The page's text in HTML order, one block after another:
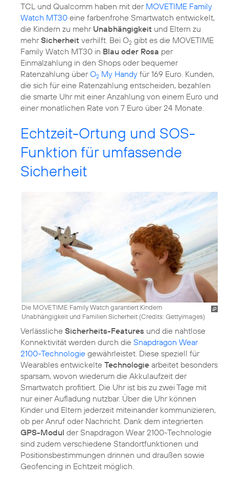
TCL und Qualcomm haben mit der MOVETIME Family
Watch MT30 eine farbenfrohe Smartwatch entwickelt,
die Kindern zu mehr Unabhängigkeit und Eltern zu
mehrSicherheit verhilft. Bei O2 gibt es die MOVETIME
Family Watch MT30 in Blau oder Rosa per
Einmalzahlung in den Shops oder bequemer
Ratenzahlung überO2 My Handy für 169 Euro. Kunden,
die sich für eine Ratenzahlung entscheiden, bezahlen
die smarte Uhr mit einer Anzahlung von einem Euro und
einer monatlichen Rate von 7 Euro über 24 Monate.
Echtzeit-Ortung und SOS-
Funktion für umfassende
Sicherheit
Die MOVETIME Family Watch garantiert Kindern
Unabhängigkeit und Familien Sicherheit (Credits: Gettyimages)
Verlässliche Sicherheits-Features und die nahtlose
Konnektivität werden durch die Snapdragon Wear
2100-Technologie gewährleistet. Diese speziell für
Wearables entwickelte Technologie arbeitet besonders
sparsam, wovon wiederum die Akkulaufzeit der
Smartwatch profitiert. Die Uhr ist bis zu zwei Tage mit
nur einer Aufladung nutzbar. Über die Uhr können
Kinder und Eltern jederzeit miteinander kommunizieren,
ob per Anruf oder Nachricht. Dank dem integrierten
GPS-Modul der Snapdragon Wear 2100-Technologie
sind zudem verschiedene Standortfunktionen und
Positionsbestimmungen drinnen und draußen sowie
Geofencing in Echtzeit möglich.